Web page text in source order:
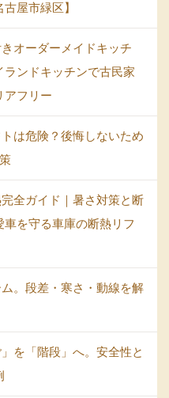
屋市緑区】
オーダーメイドキッチ
ンドキッチンで古民家
アフリー
は危険？後悔しないため
全ガイド｜暑さ対策と断
を守る車庫の断熱リフ
。段差・寒さ・動線を解
を「階段」へ。安全性と